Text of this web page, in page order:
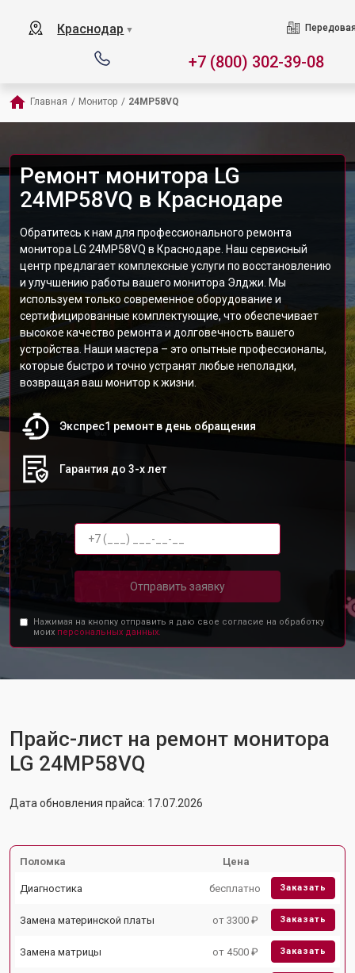
Краснодар ▼
+7 (800) 302-39-08
Главная / Монитор / 24MP58VQ
Ремонт монитора LG
24MP58VQ в Краснодаре
Обратитесь к нам для профессионального ремонта
монитора LG 24MP58VQ в Краснодаре. Наш сервисный
центр предлагает комплексные услуги по восстановлению
и улучшению работы вашего монитора Элджи. Мы
используем только современное оборудование и
сертифицированные комплектующие, что обеспечивает
высокое качество ремонта и долговечность вашего
устройства. Наши мастера – это опытные профессионалы,
которые быстро и точно устранят любые неполадки,
возвращая ваш монитор к жизни.
Экспрес1 ремонт в день обращения
Гарантия до 3-х лет
Отправить заявку
Нажимая на кнопку отправить я даю свое согласие на обработку
моих персональных данных.
Прайс-лист на ремонт монитора
LG 24MP58VQ
Дата обновления прайса: 17.07.2026
Поломка Цена
Диагностика бесплатно Заказать
Замена материнской платы от 3300 ₽ Заказать
Замена матрицы от 4500 ₽ Заказать